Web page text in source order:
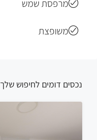
מרפסת שמש
משופצת
נכסים דומים לחיפוש שלך